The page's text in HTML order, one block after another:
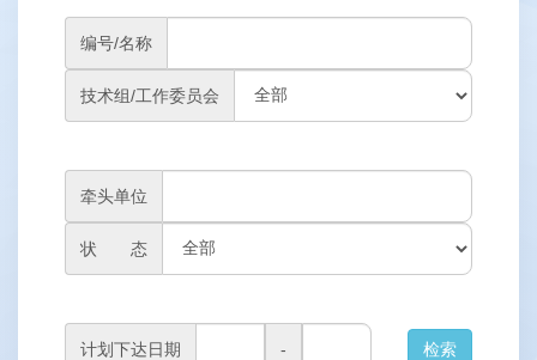
编号/名称
技术组/工作委员会
牵头单位
状 态
计划下达日期 -